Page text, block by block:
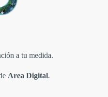
a tu medida.
Area Digital.